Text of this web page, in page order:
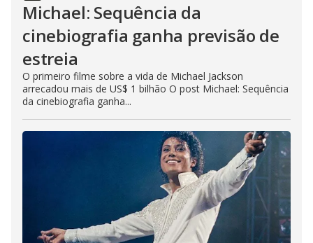
Michael: Sequência da
cinebiografia ganha previsão de
estreia
O primeiro filme sobre a vida de Michael Jackson
arrecadou mais de US$ 1 bilhão O post Michael: Sequência
da cinebiografia ganha...